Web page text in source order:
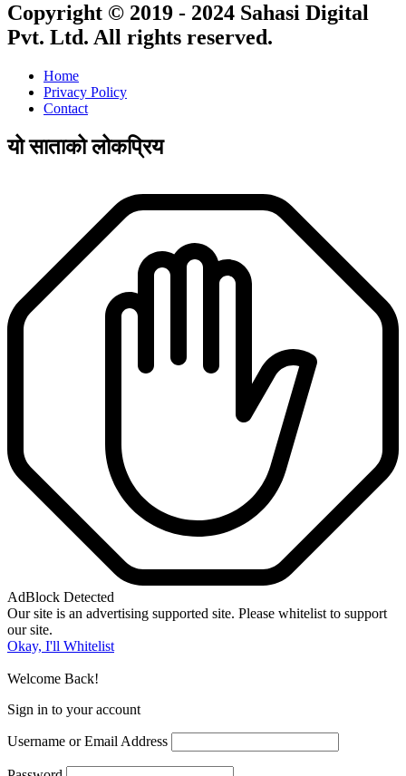
Copyright © 2019 - 2024 Sahasi Digital
Pvt. Ltd. All rights reserved.
Home
Privacy Policy
Contact
यो साताको लोकप्रिय
AdBlock Detected
Our site is an advertising supported site. Please whitelist to support
our site.
Okay, I'll Whitelist
Welcome Back!
Sign in to your account
Username or Email Address